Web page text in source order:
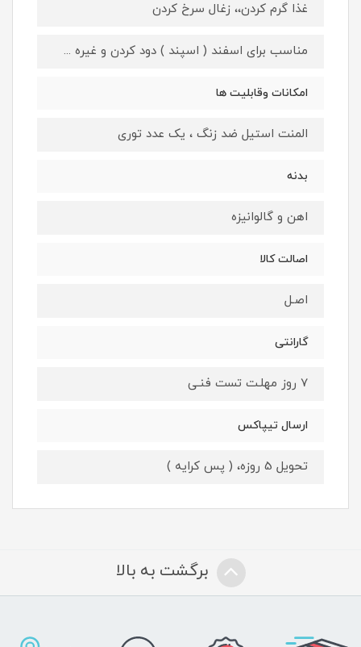
غذا گرم کردن،، زغال سرخ کردن
مناسب برای اسفند ( اسپند ) دود کردن و غیره ...
امکانات وقابلیت ها
المنت استیل ضد زنگ ، یک عدد توری
بدنه
اهن و گالوانیزه
اصالت کالا
اصـل
گارانتی
7 روز مهلـت تست فنـی
ارسال تیپاکس
تحویل 5 روزه، ( پس کرایه )
برگشت به بالا